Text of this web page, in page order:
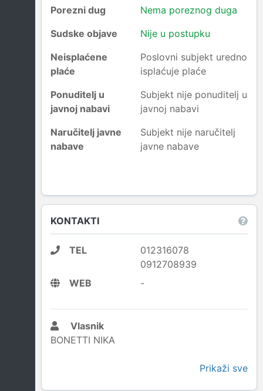
Porezni dug
Nema poreznog duga
Sudske objave
Nije u postupku
Neisplaćene
plaće
Poslovni subjekt uredno
isplaćuje plaće
Ponuditelj u
javnoj nabavi
Subjekt nije ponuditelj u
javnoj nabavi
Naručitelj javne
nabave
Subjekt nije naručitelj
javne nabave
KONTAKTI
TEL
012316078
0912708939
WEB
-
Vlasnik
BONETTI NIKA
Prikaži sve